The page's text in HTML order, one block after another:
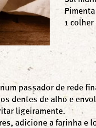
1
passador de rede
dentes de alho e
ligeiramente.
adicione a farinha